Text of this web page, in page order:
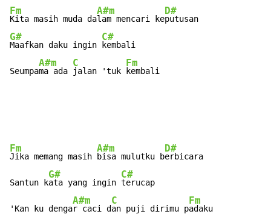
Fm
Kita masih muda da
A#m
lam mencari ke
D#
G#
Maafkan daku ingin
C#
kembali
Seumpa
A#m
ma ada
C
jalan 'tuk
Fm
kembali
Fm
Jika memang masih
A#m
bisa mulutku b
D#
erbicara
Santun k
G#
ata yang ingin
C#
terucap
'Kan ku denga
A#m
r caci d
C
an puji dirimu p
Fm